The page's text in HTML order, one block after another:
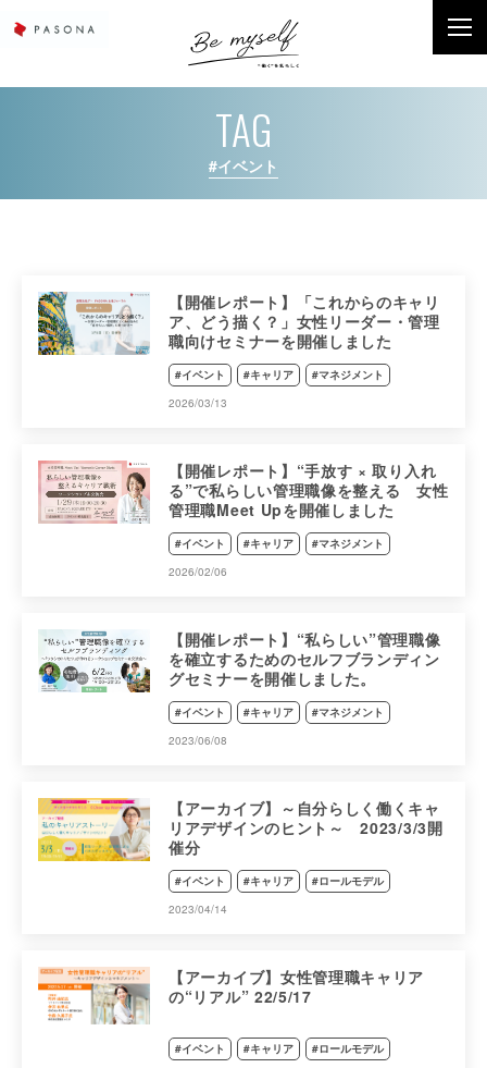
TAG
#イベント
【開催レポート】「これからのキャリ
ア、どう描く？」女性リーダー・管理
職向けセミナーを開催しました
#イベント #キャリア
#マネジメント
2026/03/13
【開催レポート】“手放す × 取り入れ
る”で私らしい管理職像を整える 女性
管理職Meet Upを開催しました
#イベント #キャリア
#マネジメント
2026/02/06
【開催レポート】“私らしい”管理職像
を確立するためのセルフブランディン
グセミナーを開催しました。
#イベント #キャリア
#マネジメント
2023/06/08
【アーカイブ】～自分らしく働くキャ
リアデザインのヒント～ 2023/3/3開
催分
#イベント #キャリア
#ロールモデル
2023/04/14
【アーカイブ】女性管理職キャリア
の“リアル” 22/5/17
#イベント #キャリア
#ロールモデル